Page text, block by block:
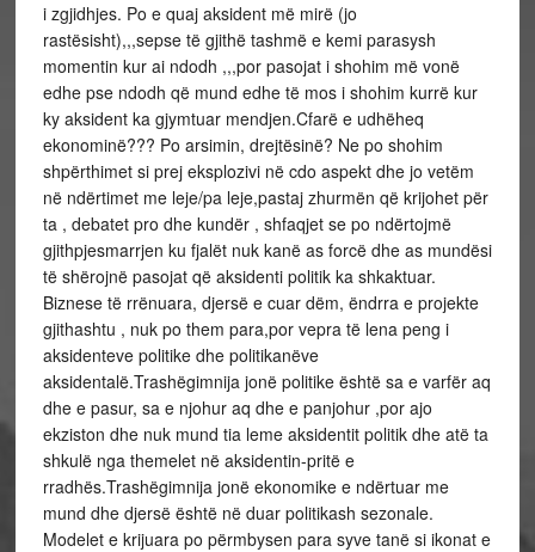
i zgjidhjes. Po e quaj aksident më mirë (jo
rastësisht),,,sepse të gjithë tashmë e kemi parasysh
momentin kur ai ndodh ,,,por pasojat i shohim më vonë
edhe pse ndodh që mund edhe të mos i shohim kurrë kur
ky aksident ka gjymtuar mendjen.Cfarë e udhëheq
ekonominë??? Po arsimin, drejtësinë? Ne po shohim
shpërthimet si prej eksplozivi në cdo aspekt dhe jo vetëm
në ndërtimet me leje/pa leje,pastaj zhurmën që krijohet për
ta , debatet pro dhe kundër , shfaqjet se po ndërtojmë
gjithpjesmarrjen ku fjalët nuk kanë as forcë dhe as mundësi
të shërojnë pasojat që aksidenti politik ka shkaktuar.
Biznese të rrënuara, djersë e cuar dëm, ëndrra e projekte
gjithashtu , nuk po them para,por vepra të lena peng i
aksidenteve politike dhe politikanëve
aksidentalë.Trashëgimnija jonë politike është sa e varfër aq
dhe e pasur, sa e njohur aq dhe e panjohur ,por ajo
ekziston dhe nuk mund tia leme aksidentit politik dhe atë ta
shkulë nga themelet në aksidentin-pritë e
rradhës.Trashëgimnija jonë ekonomike e ndërtuar me
mund dhe djersë është në duar politikash sezonale.
Modelet e krijuara po përmbysen para syve tanë si ikonat e